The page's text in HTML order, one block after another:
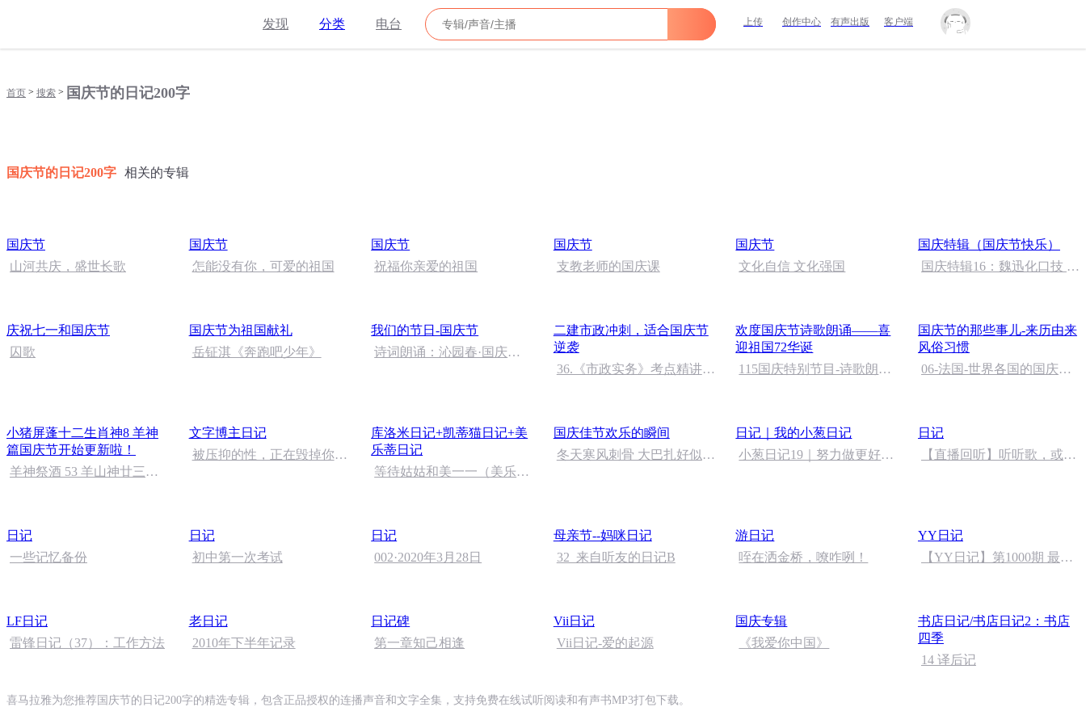
发现 分类 电台 上传 创作中心 有声出版 客户端
首页 > 搜索 > 国庆节的日记200字
国庆节的日记200字 相关的专辑
国庆节
山河共庆，盛世长歌
国庆节
怎能没有你，可爱的祖国
国庆节
祝福你亲爱的祖国
国庆节
支教老师的国庆课
国庆节
文化自信 文化强国
国庆特辑（国庆节快乐）
国庆特辑16：魏迅化口技 二
庆祝七一和国庆节
囚歌
国庆节为祖国献礼
岳钲淇《奔跑吧少年》
我们的节日-国庆节
诗词朗诵：沁园春·国庆，
二建市政冲刺，适合国庆节
逆袭
36.《市政实务》考点精讲第
欢度国庆节诗歌朗诵——喜
迎祖国72华诞
115国庆特别节目-诗歌朗诵-
国庆节的那些事儿-来历由来
风俗习惯
06-法国-世界各国的国庆节-
小猪屏蓬十二生肖神8 羊神
篇国庆节开始更新啦！
羊神祭酒 53 羊山神廿三护
文字博主日记
被压抑的性，正在毁掉你的
库洛米日记+凯蒂猫日记+美
乐蒂日记
等待姑姑和美一一（美乐蒂
国庆佳节欢乐的瞬间
冬天寒风刺骨 大巴扎好似温
日记｜我的小葱日记
小葱日记19｜努力做更好的
日记
【直播回听】听听歌，或者
日记
一些记忆备份
日记
初中第一次考试
日记
002·2020年3月28日
母亲节--妈咪日记
32_来自听友的日记B
游日记
咥在洒金桥，嘹咋咧！
YY日记
【YY日记】第1000期 最后
LF日记
雷锋日记（37）：工作方法
老日记
2010年下半年记录
日记碑
第一章知己相逢
Vii日记
Vii日记-爱的起源
国庆专辑
《我爱你中国》
书店日记/书店日记2：书店
四季
14 译后记
喜马拉雅为您推荐国庆节的日记200字的精选专辑，包含正品授权的连播声音和文字全集，支持免费在线试听阅读和有声书MP3打包下载。